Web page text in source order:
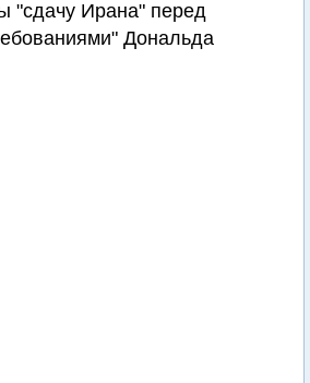
"сдачу Ирана" перед
Дональда